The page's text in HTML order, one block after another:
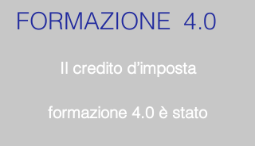
FORMAZIONE 4.0
Il credito d’imposta
formazione 4.0 è stato